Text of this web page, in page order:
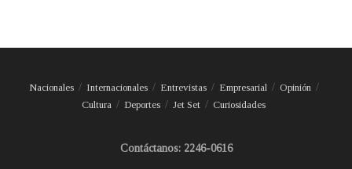
Nacionales Internacionales Entrevistas Empresarial
Opinión
Cultura
Deportes Jet Set Curiosidades
Contáctanos: 2246-0616